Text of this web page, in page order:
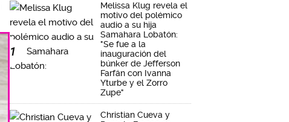
1
Melissa Klug revela el
motivo del polémico
audio a su hija
Samahara Lobatón:
"Se fue a la
inauguración del
búnker de Jefferson
Farfán con Ivanna
Yturbe y el Zorro
Zupe"
Christian Cueva y